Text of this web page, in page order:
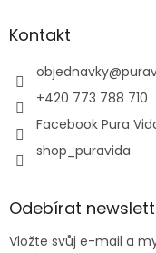
Kontakt
objednavky@
+420 773 788 710
Facebook Pura
shop_puravida
Odebírat
Vložte svůj e-mail a